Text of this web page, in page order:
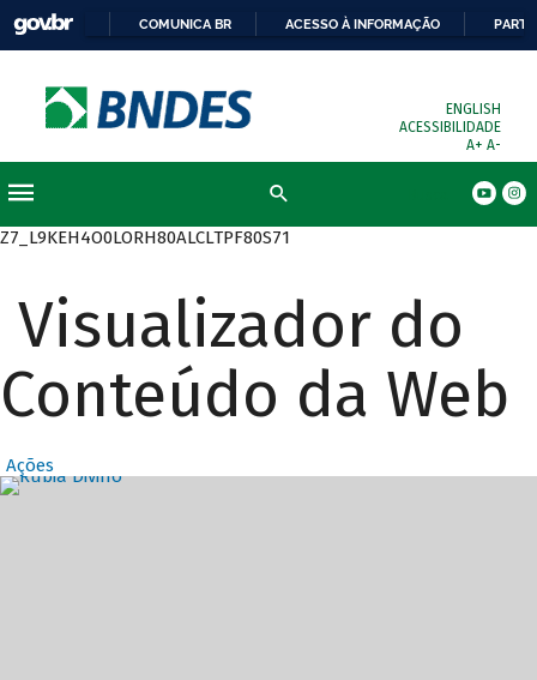
COMUNICA BR ACESSO À INFORMAÇÃO
ENGLISH
ACESSIBILIDADE
A+ A-
Z7_L9KEH4O0LORH80ALCLTPF80S71
Visualizador do
Conteúdo da Web
Ações
Destaques